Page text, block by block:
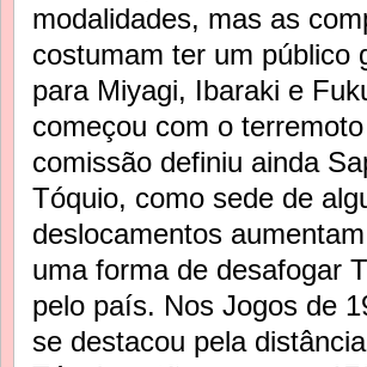
modalidades, mas as
costumam ter um público
para Miyagi, Ibaraki e
começou com o
comissão definiu ainda
Tóquio, como sede de
deslocamentos
uma forma de desafogar
pelo país. Nos Jogos de
se destacou pela